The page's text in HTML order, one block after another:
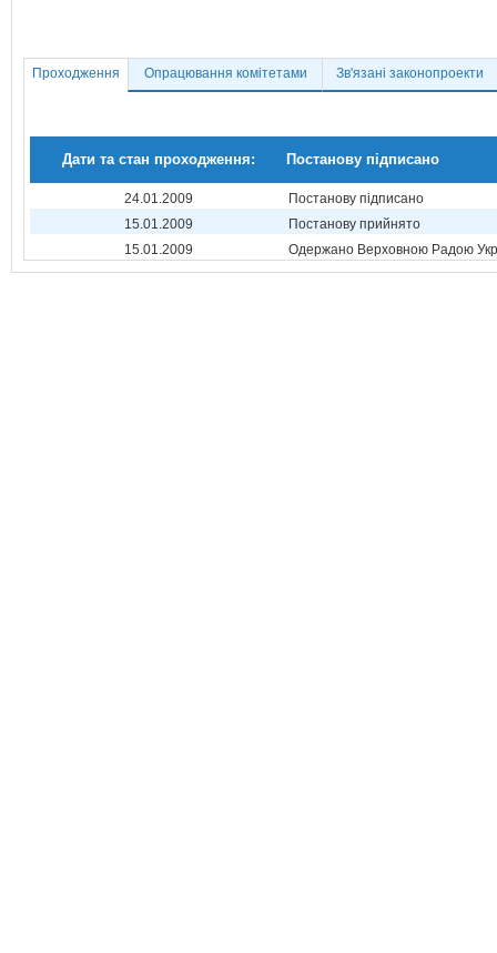
Проходження Опрацювання комітетами Зв'язані законопроекти
Дати та стан проходження: Постанову підписано
24.01.2009
Постанову підписано
15.01.2009
Постанову прийнято
15.01.2009
Одержано Верховною Радою